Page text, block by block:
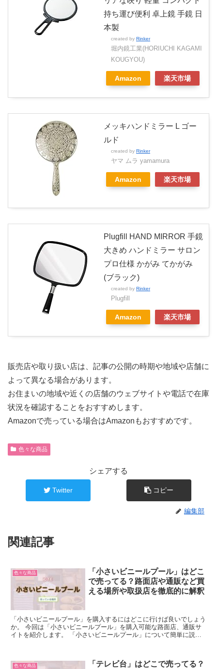
持ち運び便利 卓上鏡 手鏡 日
本製
created by Rinker
堀内鏡工業(HORIUCHI KAGAMI
KOUGYOU)
Amazon 楽天市場
メッキハンドミラー L ゴー
ルド
created by Rinker
ヤマ ムラ yamamura
Amazon 楽天市場
Plugfill HAND MIRROR 手鏡
大きめ ハンドミラー サロン
プロ仕様 かがみ てかがみ
(ブラック)
created by Rinker
Plugfill
Amazon 楽天市場
販売店や取り扱い店は、記事の公開の時期や地域や店舗に
よって異なる場合があります。
お住まいの地域や近くの店舗のウェブサイトや電話で在庫
状況を確認することをおすすめします。
Amazonで売っている場合はAmazonもおすすめです。
色々な商品
シェアする
Twitter コピー
編集部
関連記事
色々な商品
「小さいビニールプール」はどこ
で売ってる？路面店や通販など買
える場所や取扱店を徹底的に解釈
「小さいビニールプール」を購入するにはどこに行けば良いでしょう
か。 今回は「小さいビニールプール」を購入可能な路面店、通販サ
イトを紹介します。 「小さいビニールプール」について簡単に説明
色々な商品
「テレビ台」はどこで売ってる？